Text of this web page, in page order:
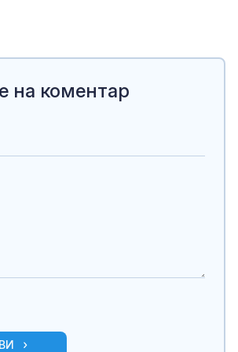
на коментар